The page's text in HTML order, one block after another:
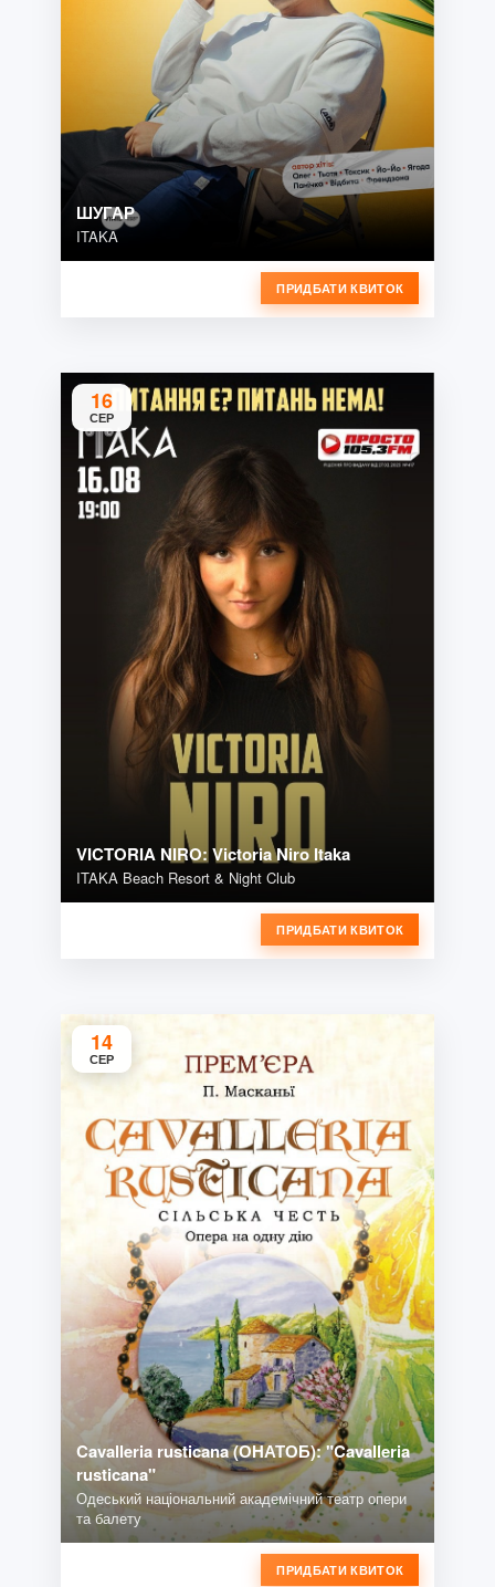
ШУГАР
ITAKA
ПРИДБАТИ КВИТОК
16
СЕР
VICTORIA NIRO: Victoria Niro Itaka
ITAKA Beach Resort & Night Club
ПРИДБАТИ КВИТОК
14
СЕР
Cavalleria rusticana (ОНАТОБ): "Cavalleria
rusticana"
Одеський національний академічний театр опери
та балету
ПРИДБАТИ КВИТОК